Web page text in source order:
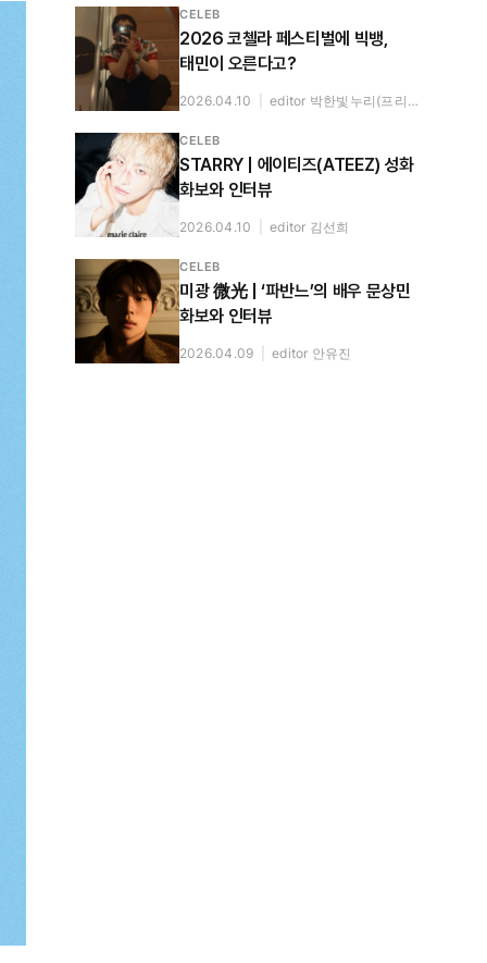
CELEB
2026 코첼라 페스티벌에 빅뱅,
태민이 오른다고?
2026.04.10 editor 박한빛누리(프리랜서)
CELEB
STARRY | 에이티즈(ATEEZ) 성화
화보와 인터뷰
2026.04.10 editor 김선희
CELEB
미광 微光 | ‘파반느’의 배우 문상민
화보와 인터뷰
2026.04.09 editor 안유진